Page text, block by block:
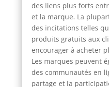
des liens plus forts
et la marque. La
des incitations telles
produits gratuits aux
encourager à acheter
Les marques peuvent
des communautés en
partage et la